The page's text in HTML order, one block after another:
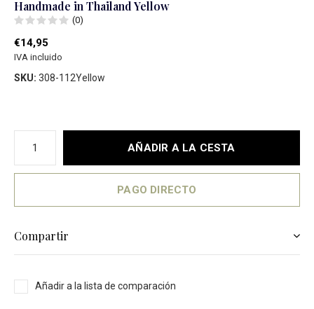
Handmade in Thailand Yellow
(0)
€14,95
IVA incluido
SKU: 308-112Yellow
AÑADIR A LA CESTA
PAGO DIRECTO
Compartir
Añadir a la lista de comparación